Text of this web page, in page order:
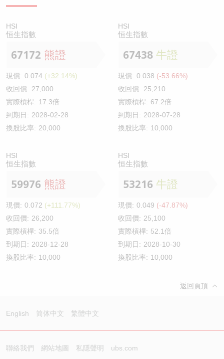
HSI
恒生指數
67172 熊證
現價: 0.074 (+32.14%)
收回價: 27,000
實際槓桿: 17.3倍
到期日: 2028-02-28
換股比率: 20,000
HSI
恒生指數
67438 牛證
現價: 0.038 (-53.66%)
收回價: 25,210
實際槓桿: 67.2倍
到期日: 2028-07-28
換股比率: 10,000
HSI
恒生指數
59976 熊證
現價: 0.072 (+111.77%)
收回價: 26,200
實際槓桿: 35.5倍
到期日: 2028-12-28
換股比率: 10,000
HSI
恒生指數
53216 牛證
現價: 0.049 (-47.87%)
收回價: 25,100
實際槓桿: 52.1倍
到期日: 2028-10-30
換股比率: 10,000
返回頁頂
English 简体中文 繁體中文
聯絡我們 網站地圖 私隱聲明 ubs.com